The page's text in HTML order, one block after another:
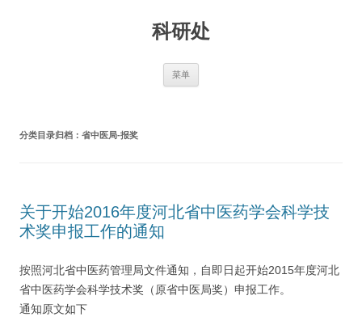
科研处
菜单
分类目录归档： 省中医局-报奖
关于开始2016年度河北省中医药学会科学技
术奖申报工作的通知
按照河北省中医药管理局文件通知，自即日起开始2015年度河北
省中医药学会科学技术奖（原省中医局奖）申报工作。
通知原文如下